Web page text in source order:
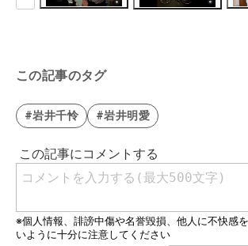
この記事のタグ
#岩井千怜 #岩井明愛